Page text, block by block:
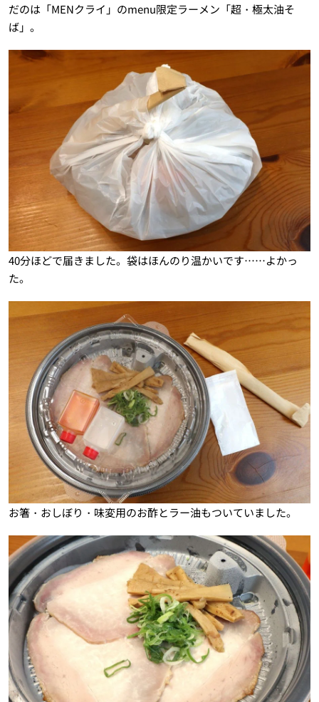
だのは「MENクライ」のmenu限定ラーメン「超・極太油そ
ば」。
40分ほどで届きました。袋はほんのり温かいです……よかっ
た。
お箸・おしぼり・味変用のお酢とラー油もついていました。